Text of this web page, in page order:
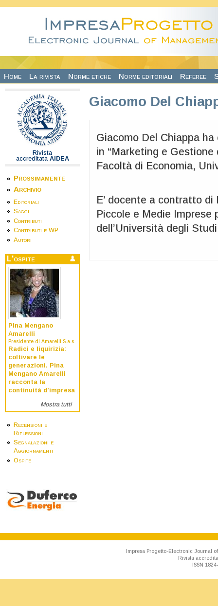
Home La rivista Norme etiche Norme editoriali Referee
Rivista
accreditata AIDEA
Prossimamente
Archivio
Editoriali
Saggi
Contributi
Contributi e WP
Autori
L'ospite
Pina Mengano
Amarelli
Presidente di Amarelli S.a.s.
Radici e liquirizia:
coltivare le
generazioni. Pina
Mengano Amarelli
racconta la
continuità d’impresa
Mostra tutti
Recensioni e
Riflessioni
Segnalazioni e
Aggiornamenti
Ospite
Giacomo Del
Giacomo Del Chiappa
in “Marketing e Gestione
Facoltà di Economia,
E’ docente a contratto
Piccole e Medie Imprese
dell’Università degli
Impresa Progetto-Electronic Journal
Rivista
ISSN